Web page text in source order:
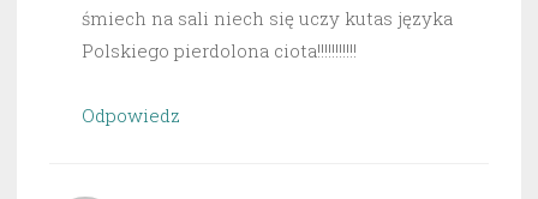
śmiech na sali niech się uczy kutas języka
Polskiego pierdolona ciota!!!!!!!!!!!
Odpowiedz